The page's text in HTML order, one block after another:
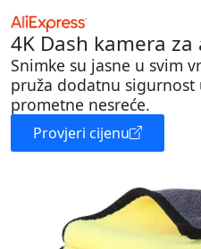
4K Dash kamera za
Snimke su jasne u svim
pruža dodatnu sigurnost
prometne nesreće.
Provjeri cijenu